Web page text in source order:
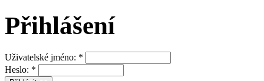
Přihlášení
Uživatelské jméno: *
Heslo: *